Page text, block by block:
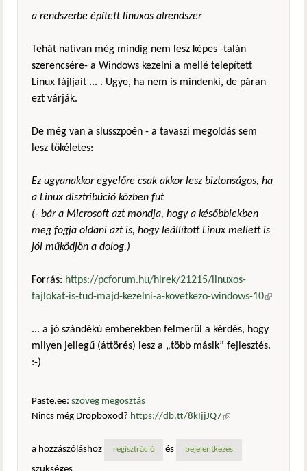
a rendszerbe épített linuxos alrendszer
Tehát natívan még mindig nem lesz képes -talán
szerencsére- a Windows kezelni a mellé telepített
Linux fájljait ... . Ugye, ha nem is mindenki, de páran
ezt várják.
De még van a slusszpoén - a tavaszi megoldás sem
lesz tökéletes:
Ez ugyanakkor egyelőre csak akkor lesz biztonságos, ha
a Linux disztribúció közben fut
(- bár a Microsoft azt mondja, hogy a későbbiekben
meg fogja oldani azt is, hogy leállított Linux mellett is
jól működjön a dolog.)
Forrás: https://pcforum.hu/hirek/21215/linuxos-
fajlokat-is-tud-majd-kezelni-a-kovetkezo-windows-10(külső
... a jó szándékú emberekben felmerül a kérdés, hogy
milyen jellegű (áttörés) lesz a „több másik” fejlesztés.
:-)
Paste.ee: szöveg megosztás
Nincs még Dropboxod? https://db.tt/8kIjjJQ7 (külső
a hozzászóláshoz
regisztráció és bejelentkezés